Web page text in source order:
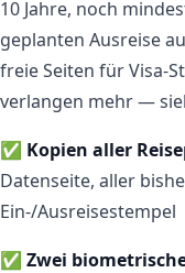
10 Jahre, noch
geplanten Ausreise
freie Seiten für Visa-
verlangen mehr —
✅ Kopien aller
Datenseite, aller
Ein-/Ausreisestempel
✅ Zwei